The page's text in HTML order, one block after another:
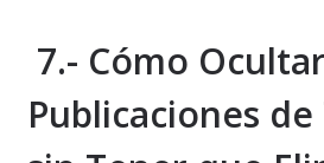
7.- Cómo Ocultar
Publicaciones de